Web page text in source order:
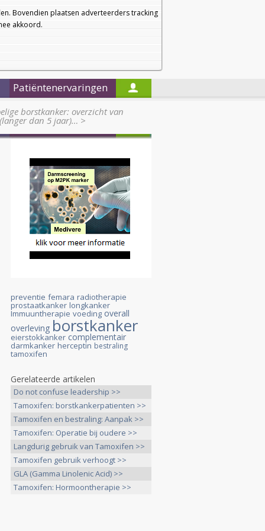
Bovendien plaatsen adverteerders tracking
akkoord.
a
a
Nieuwsbrief
Startpagina
Patiëntenervaringen
borstkanker: overzicht van
dan 5 jaar)… >
preventie femara radiotherapie
prostaatkanker longkanker
Immuuntherapie voeding overall
overleving borstkanker
eierstokkanker complementair
darmkanker herceptin bestraling
tamoxifen
Gerelateerde artikelen
Do not confuse leadership >>
Tamoxifen: borstkankerpatienten >>
Tamoxifen en bestraling: Aanpak >>
Tamoxifen: Operatie bij oudere >>
Langdurig gebruik van Tamoxifen >>
Tamoxifen gebruik verhoogt >>
GLA (Gamma Linolenic Acid) >>
Tamoxifen: Hormoontherapie >>